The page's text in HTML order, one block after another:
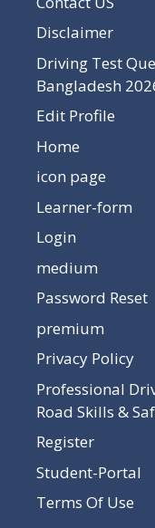
Disclaimer
Driving Test
Bangladesh
Edit Profile
Home
icon page
Learner-form
Login
medium
Password Reset
premium
Privacy Policy
Professional
Road Skills &
Register
Student-Portal
Terms Of Use